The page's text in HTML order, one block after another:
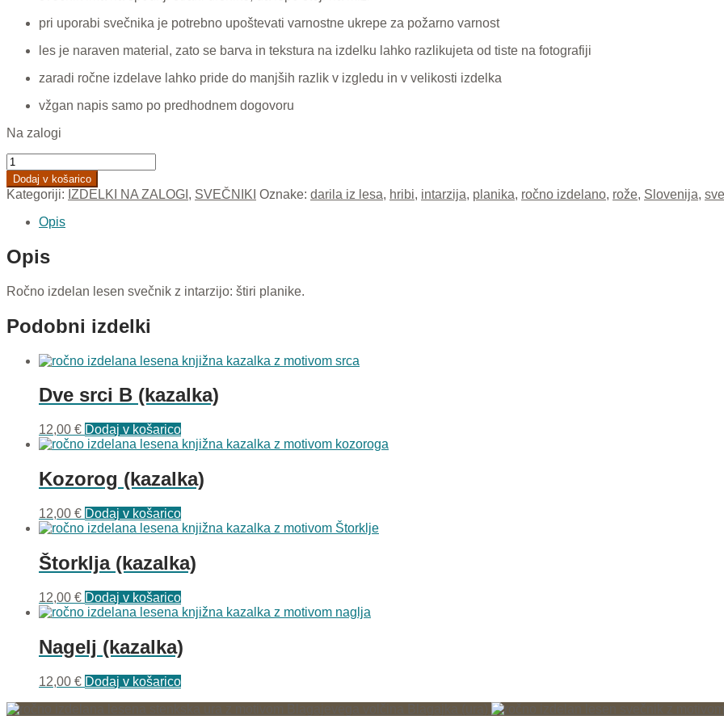
pri uporabi svečnika je potrebno upoštevati varnostne ukrepe za požarno varnost
les je naraven material, zato se barva in tekstura na izdelku lahko razlikujeta od tiste na fotografiji
zaradi ročne izdelave lahko pride do manjših razlik v izgledu in v velikosti izdelka
vžgan napis samo po predhodnem dogovoru
Na zalogi
Štiri
planike
(svečnik)
količina
Dodaj v košarico
Kategoriji: IZDELKI NA ZALOGI , SVEČNIKI Oznake: darila iz lesa, hribi, intarzija, planika, ročno izdelano, rože, Slovenija,
Opis
Opis
Ročno izdelan lesen svečnik z intarzijo: štiri planike.
Podobni izdelki
Dve srci B (kazalka)
12,00 € Dodaj v košarico
Kozorog (kazalka)
12,00 € Dodaj v košarico
Štorklja (kazalka)
12,00 € Dodaj v košarico
Nagelj (kazalka)
12,00 € Dodaj v košarico